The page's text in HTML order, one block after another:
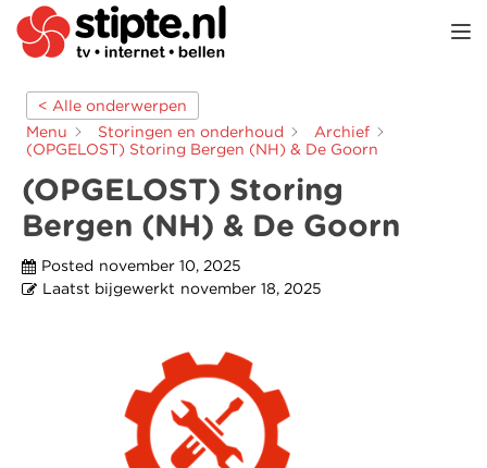
< Alle onderwerpen
Menu
Storingen en onderhoud
Archief
(OPGELOST) Storing Bergen (NH) & De Goorn
(OPGELOST) Storing
Bergen (NH) & De Goorn
Posted november 10, 2025
Laatst bijgewerkt november 18, 2025